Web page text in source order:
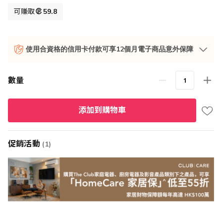
可賺取 59.8
使用合資格的信用卡付款可享12個月電子商品意外保障
數量
添加到購物車
促銷活動 (1)